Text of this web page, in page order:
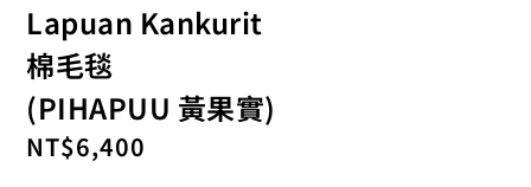
Lapuan Kankurit
棉毛毯
(PIHAPUU 黃果實)
NT$6,400